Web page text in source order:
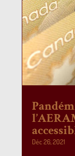
Déc 26, 2021